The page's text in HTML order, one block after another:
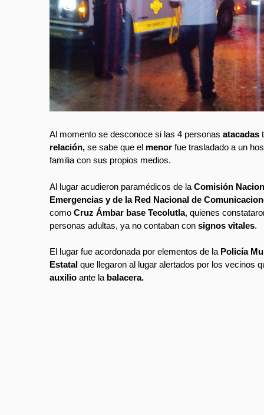
Al momento se desconoce si las 4 personas atacadas
relación, se sabe que el menor fue trasladado a un
familia con sus propios medios.
Al lugar acudieron paramédicos de la Comisión
Emergencias y de la Red Nacional de
como Cruz Ámbar base Tecolutla, quienes
personas adultas, ya no contaban con signos vitales.
El lugar fue acordonada por elementos de la Policía
Estatal que llegaron al lugar alertados por los vecinos
auxilio ante la balacera.